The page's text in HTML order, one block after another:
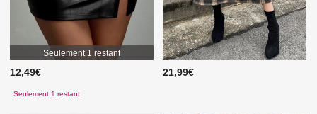
Seulement 1 restant
12,49€
Seulement 1 restant
21,99€